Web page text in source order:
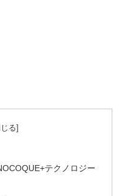
テクノロジー